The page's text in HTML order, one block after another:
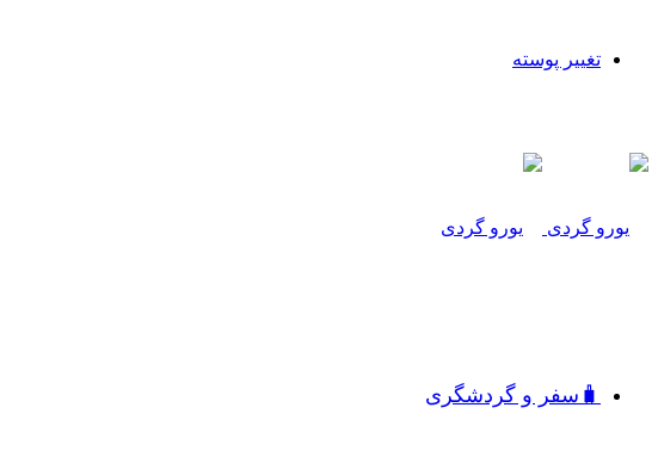
تغییر پوسته
🧳سفر و گردشگری